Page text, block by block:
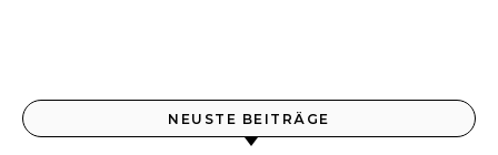
NEUSTE BEITRÄGE